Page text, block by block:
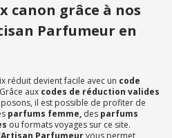
canon grâce à nos
Parfumeur en
réduit devient facile avec un code
Grâce aux codes de réduction valides
il est possible de profiter de
parfums femme, des parfums
ou formats voyages sur ce site.